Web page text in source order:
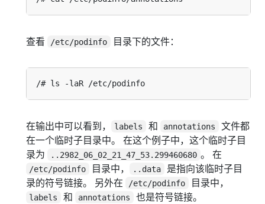
查看 /etc/podinfo 目录下的文件：
在输出中可以看到， labels 和 annotations
文件都
在一个临时子目录中。 在这个例子中，这个临时子目
录为
..2982_06_02_21_47_53.299460680 。 在
/etc/podinfo 目录中， ..data
是指向该临时子目
录的符号链接。 另外在
/etc/podinfo 目录中，
labels 和 annotations 也是符号链接。